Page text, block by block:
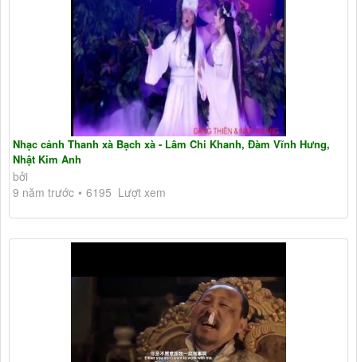
Nhạc cảnh Thanh xà Bạch xà - Lâm Chi Khanh, Đàm Vĩnh Hưng,
Nhật Kim Anh
bởi
9 năm trước
6195 Lượt xem